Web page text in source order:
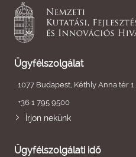
Ügyfélszolgálat
1077 Budapest, Kéthly Anna tér 1.
+36 1 795 9500
Írjon nekünk
Ügyfélszolgálati idő